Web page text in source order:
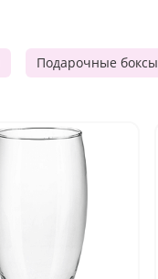
Подарочные боксы